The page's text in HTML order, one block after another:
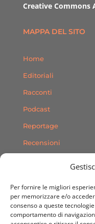
Per fornire le migliori
per memorizzare e/o
consenso a queste
comportamento di
Creative
MAPPA DEL SITO
Home
Editoriali
Racconti
Podcast
Reportage
Recensioni
Contatti
SEGUICI SUI